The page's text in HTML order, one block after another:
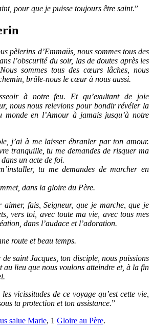
pour que je puisse toujours être saint.”
pèlerins d’Emmaüs, nous sommes tous des
l’obscurité du soir, las de doutes après les
sommes tous des cœurs lâches, nous
brûle-nous le cœur à nous aussi.
à notre feu. Et qu’exultant de joie
nous nous relevions pour bondir révéler la
en l’Amour à jamais jusqu’à notre
j’ai à me laisser ébranler par ton amour.
tranquille, tu me demandes de risquer ma
un acte de foi.
tu me demandes de marcher en
dans la gloire du Père.
fais, Seigneur, que je marche, que je
vers toi, avec toute ma vie, avec tous mes
dans l’audace et l’adoration.
route et beau temps.
saint Jacques, ton disciple, nous puissions
au lieu que nous voulons atteindre et, à la fin
vicissitudes de ce voyage qu’est cette vie,
ta protection et ton assistance.”
salue Marie, 1 Gloire au Père.